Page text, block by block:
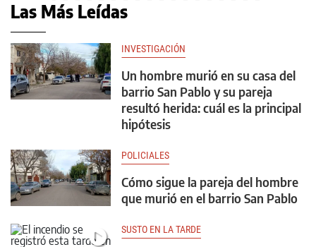
Las Más Leídas
INVESTIGACIÓN
Un hombre murió en su casa del
barrio San Pablo y su pareja
resultó herida: cuál es la principal
hipótesis
POLICIALES
Cómo sigue la pareja del hombre
que murió en el barrio San Pablo
SUSTO EN LA TARDE